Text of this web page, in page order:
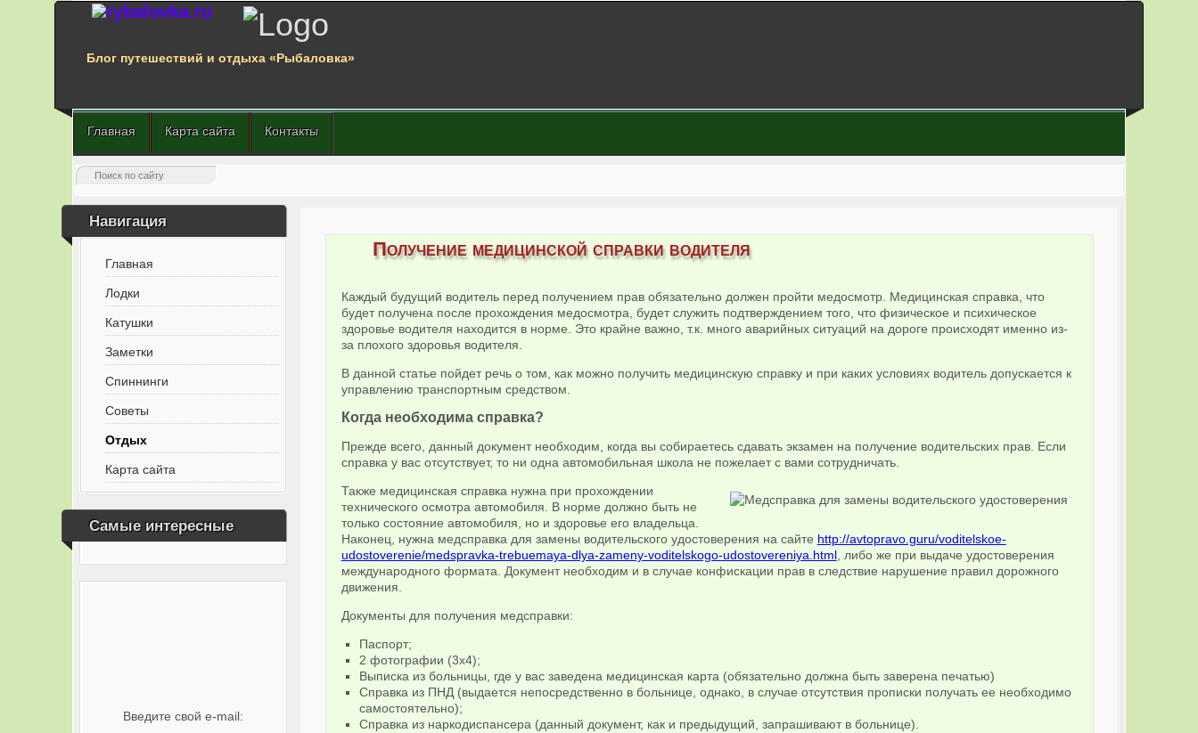
Блог путешествий и отдыха «Рыбаловка»
Главная Карта сайта Контакты
Навигация
Главная
Лодки
Катушки
Заметки
Спиннинги
Советы
Отдых
Карта сайта
Самые интересные
Введите свой e-mail:
Получение медицинской справки водителя
Каждый будущий водитель перед получением прав обязательно должен пройти медосмотр. Медицинская справка, что
будет получена после прохождения медосмотра, будет служить подтверждением того, что физическое и психическое
здоровье водителя находится в норме. Это крайне важно, т.к. много аварийных ситуаций на дороге происходят именно из-
за плохого здоровья водителя.
В данной статье пойдет речь о том, как можно получить медицинскую справку и при каких условиях водитель допускается к
управлению транспортным средством.
Когда необходима справка?
Прежде всего, данный документ необходим, когда вы собираетесь сдавать экзамен на получение водительских прав. Если
справка у вас отсутствует, то ни одна автомобильная школа не пожелает с вами сотрудничать.
Также медицинская справка нужна при прохождении
технического осмотра автомобиля. В норме должно быть не
только состояние автомобиля, но и здоровье его владельца.
Наконец, нужна медсправка для замены водительского удостоверения на сайте http://avtopravo.guru/voditelskoe-
udostoverenie/medspravka-trebuemaya-dlya-zameny-voditelskogo-udostovereniya.html, либо же при выдаче удостоверения
международного формата. Документ необходим и в случае конфискации прав в следствие нарушение правил дорожного
движения.
Документы для получения медсправки:
Паспорт;
2 фотографии (3х4);
Выписка из больницы, где у вас заведена медицинская карта (обязательно должна быть заверена печатью)
Справка из ПНД (выдается непосредственно в больнице, однако, в случае отсутствия прописки получать ее необходимо
самостоятельно);
Справка из наркодиспансера (данный документ, как и предыдущий, запрашивают в больнице).